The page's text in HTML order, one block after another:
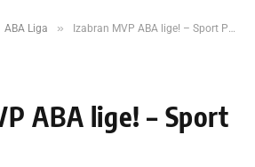
ABA Liga » Izabran MVP ABA lige! – Sport Puls
ABA lige! – Sport